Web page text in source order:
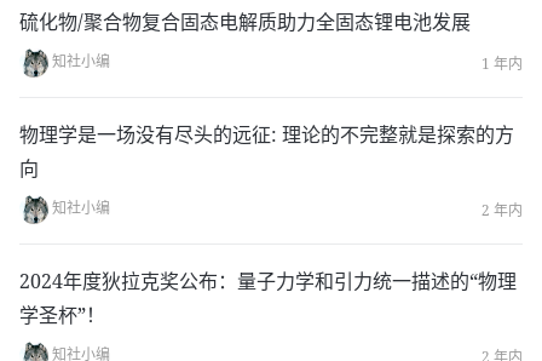
硫化物/聚合物复合固态电解质助力全固态锂电池发展
知社小编 1 年内
物理学是一场没有尽头的远征: 理论的不完整就是探索的方
向
知社小编 2 年内
2024年度狄拉克奖公布：量子力学和引力统一描述的“物理
学圣杯”！
知社小编 2 年内